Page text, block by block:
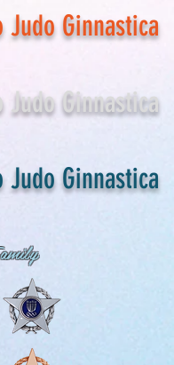
Judo Ginnastica
Judo Ginnastica
Judo Ginnastica